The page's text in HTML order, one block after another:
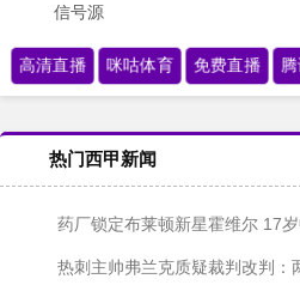
信号源
高清直播 咪咕体育 免费直播
热门西甲新闻
药厂锁定布莱顿新星霍维尔 17岁中
热刺主帅弗兰克质疑裁判改判：两度争